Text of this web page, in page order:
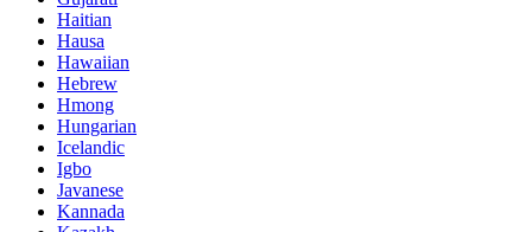
Haitian
Hausa
Hawaiian
Hebrew
Hmong
Hungarian
Icelandic
Igbo
Javanese
Kannada